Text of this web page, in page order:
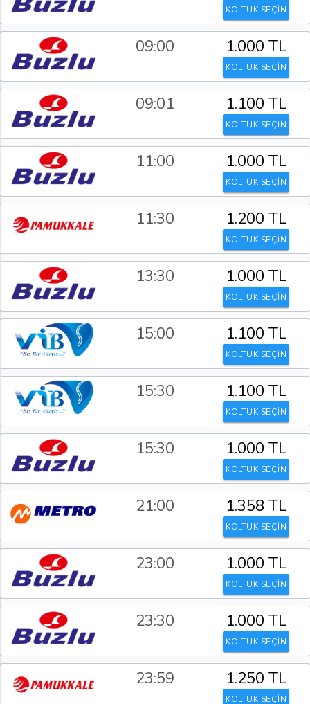
KOLTUK SEÇİN
09:00 1.000 TL
KOLTUK SEÇİN
09:01 1.100 TL
KOLTUK SEÇİN
11:00 1.000 TL
KOLTUK SEÇİN
11:30 1.200 TL
KOLTUK SEÇİN
13:30 1.000 TL
KOLTUK SEÇİN
15:00 1.100 TL
KOLTUK SEÇİN
15:30 1.100 TL
KOLTUK SEÇİN
15:30 1.000 TL
KOLTUK SEÇİN
21:00 1.358 TL
KOLTUK SEÇİN
23:00 1.000 TL
KOLTUK SEÇİN
23:30 1.000 TL
KOLTUK SEÇİN
23:59 1.250 TL
KOLTUK SEÇİN